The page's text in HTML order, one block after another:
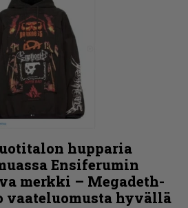
hupparia
Ensiferumin
merkki – Megadeth-
vaateluomusta hyvällä